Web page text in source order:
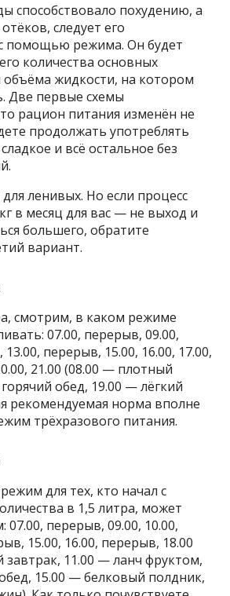
способствовало похудению, а
следует его
помощью режима. Он будет
количества основных
жидкости, на котором
Две первые схемы
рацион питания изменён не
продолжать употреблять
и всё остальное без
ленивых. Но если процесс
в месяц для вас — не выход и
большего, обратите
вариант.
смотрим, в каком режиме
07.00, перерыв, 09.00,
13.00, перерыв, 15.00, 16.00, 17.00,
21.00 (08.00 — плотный
обед, 19.00 — лёгкий
рекомендуемая норма вполне
трёхразового питания.
для тех, кто начал с
в 1,5 литра, может
перерыв, 09.00, 10.00,
15.00, 16.00, перерыв, 18.00
11.00 — ланч фруктом,
15.00 — белковый полдник,